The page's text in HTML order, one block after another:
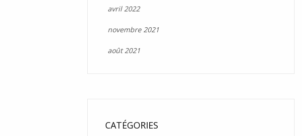
avril 2022
novembre 2021
août 2021
CATÉGORIES